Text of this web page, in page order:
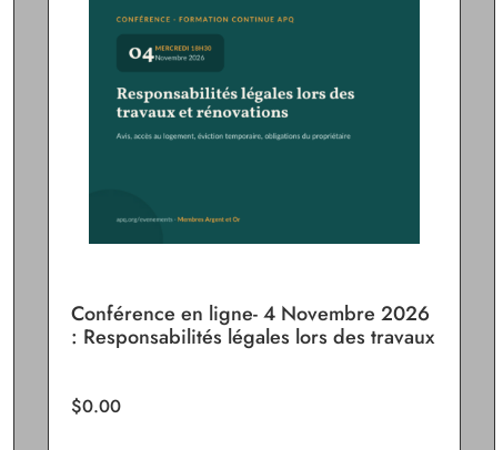
Conférence en ligne- 4 Novembre 2026
: Responsabilités légales lors des travaux
$0.00